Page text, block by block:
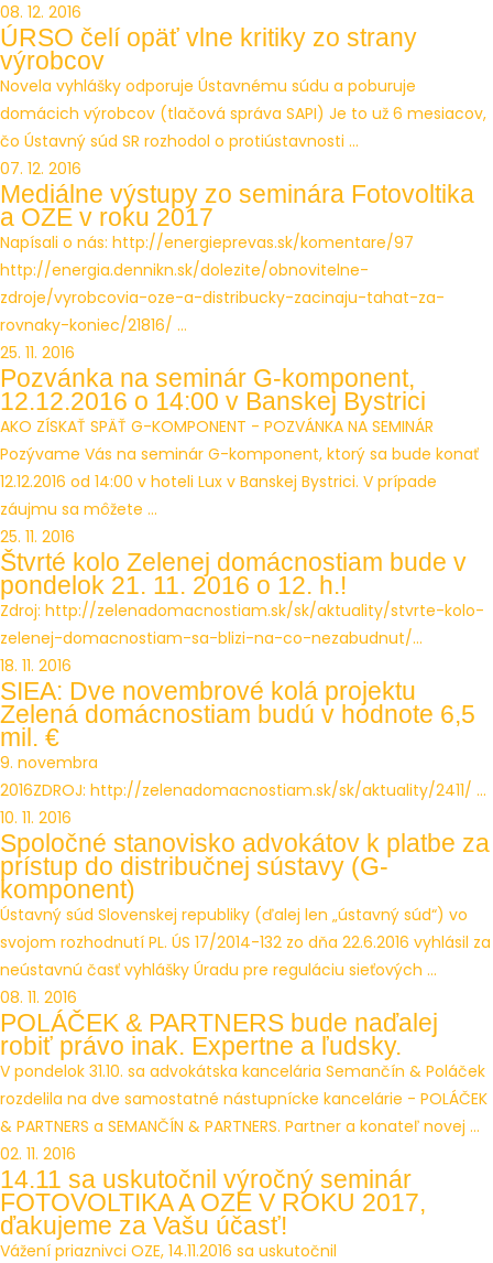
08. 12. 2016
ÚRSO čelí opäť vlne kritiky zo strany
výrobcov
Novela vyhlášky odporuje Ústavnému súdu a poburuje
domácich výrobcov (tlačová správa SAPI) Je to už 6 mesiacov,
čo Ústavný súd SR rozhodol o protiústavnosti ...
07. 12. 2016
Mediálne výstupy zo seminára Fotovoltika
a OZE v roku 2017
Napísali o nás: http://energieprevas.sk/komentare/97
http://energia.dennikn.sk/dolezite/obnovitelne-
zdroje/vyrobcovia-oze-a-distribucky-zacinaju-tahat-za-
rovnaky-koniec/21816/ ...
25. 11. 2016
Pozvánka na seminár G-komponent,
12.12.2016 o 14:00 v Banskej Bystrici
AKO ZÍSKAŤ SPÄŤ G-KOMPONENT - POZVÁNKA NA SEMINÁR
Pozývame Vás na seminár G-komponent, ktorý sa bude konať
12.12.2016 od 14:00 v hoteli Lux v Banskej Bystrici. V prípade
záujmu sa môžete ...
25. 11. 2016
Štvrté kolo Zelenej domácnostiam bude v
pondelok 21. 11. 2016 o 12. h.!
Zdroj: http://zelenadomacnostiam.sk/sk/aktuality/stvrte-kolo-
zelenej-domacnostiam-sa-blizi-na-co-nezabudnut/...
18. 11. 2016
SIEA: Dve novembrové kolá projektu
Zelená domácnostiam budú v hodnote 6,5
mil. €
9. novembra
2016ZDROJ: http://zelenadomacnostiam.sk/sk/aktuality/2411/ ...
10. 11. 2016
Spoločné stanovisko advokátov k platbe za
prístup do distribučnej sústavy (G-
komponent)
Ústavný súd Slovenskej republiky (ďalej len „ústavný súd“) vo
svojom rozhodnutí PL. ÚS 17/2014-132 zo dňa 22.6.2016 vyhlásil za
neústavnú časť vyhlášky Úradu pre reguláciu sieťových ...
08. 11. 2016
POLÁČEK & PARTNERS bude naďalej
robiť právo inak. Expertne a ľudsky.
V pondelok 31.10. sa advokátska kancelária Semančín & Poláček
rozdelila na dve samostatné nástupnícke kancelárie - POLÁČEK
& PARTNERS a SEMANČÍN & PARTNERS. Partner a konateľ novej ...
02. 11. 2016
14.11 sa uskutočnil výročný seminár
FOTOVOLTIKA A OZE V ROKU 2017,
ďakujeme za Vašu účasť!
Vážení priaznivci OZE, 14.11.2016 sa uskutočnil